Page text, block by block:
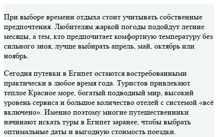
При выборе времени отдыха стоит учитывать собственные
предпочтения. Любителям жаркой погоды подойдут летние
месяцы, а тем, кто предпочитает комфортную температуру без
сильного зноя, лучше выбирать апрель, май, октябрь или
ноябрь.
Сегодня путевки в Египет остаются востребованными
практически в любое время года. Туристов привлекают
теплое Красное море, богатый подводный мир, высокий
уровень сервиса и большое количество отелей с системой «всё
включено». Именно поэтому многие путешественники
начинают искать туры в Египет заранее, чтобы выбрать
оптимальные даты и выгодную стоимость поездки.